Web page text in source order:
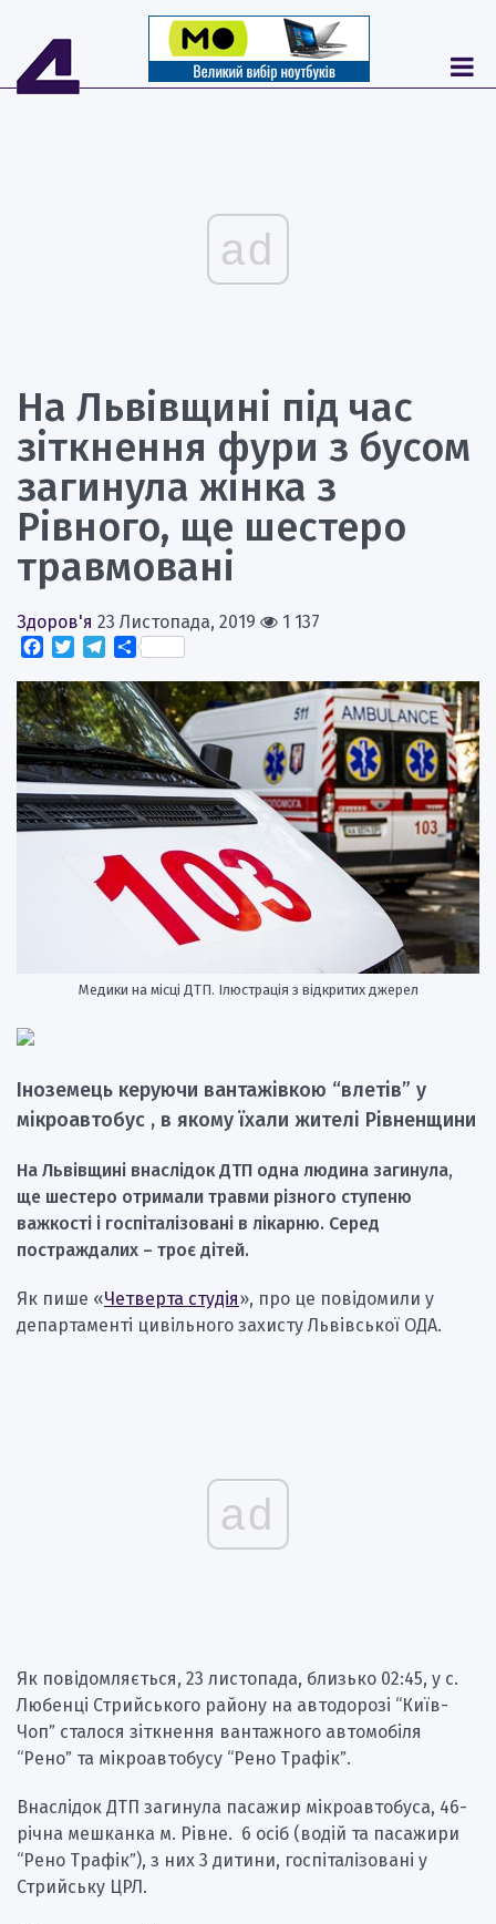
ad
На Львівщині під час
зіткнення фури з бусом
загинула жінка з
Рівного, ще шестеро
травмовані
Здоров'я 23 Листопада, 2019
1 137
Facebook
TwitterTelegram
Поділитися
Медики на місці ДТП. Ілюстрація з відкритих джерел
Іноземець керуючи вантажівкою “влетів” у
мікроавтобус , в якому їхали жителі Рівненщини
На Львівщині внаслідок ДТП одна людина загинула,
ще шестеро отримали травми різного ступеню
важкості і госпіталізовані в лікарню. Серед
постраждалих – троє дітей.
Як пише «Четверта студія», про це повідомили у
департаменті цивільного захисту Львівської ОДА.
ad
Як повідомляється, 23 листопада, близько 02:45, у с.
Любенці Стрийського району на автодорозі “Київ-
Чопˮ сталося зіткнення вантажного автомобіля
“Реноˮ та мікроавтобусу “Рено Трафікˮ.
Внаслідок ДТП загинула пасажир мікроавтобуса, 46-
річна мешканка м. Рівне. 6 осіб (водій та пасажири
“Рено Трафікˮ), з них 3 дитини, госпіталізовані у
Стрийську ЦРЛ.